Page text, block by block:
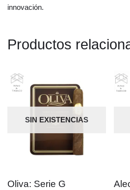
innovación.
Productos
SIN EXISTENCIAS
Oliva: Serie G